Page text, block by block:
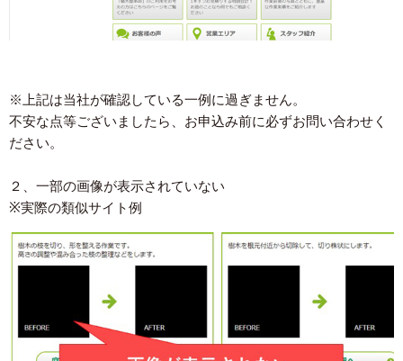
※上記は当社が確認している一例に過ぎません。
不安な点等ございましたら、お申込み前に必ずお問い合わせく
ださい。
２、一部の画像が表示されていない
※実際の類似サイト例